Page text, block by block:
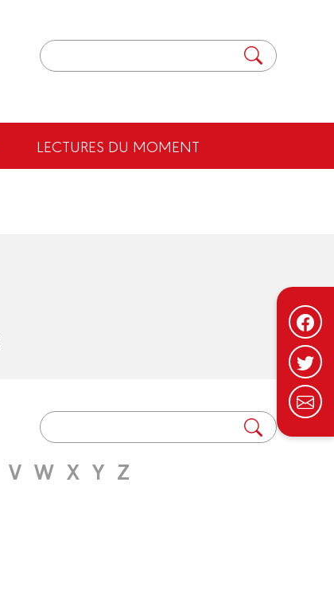
LECTURES DU MOMENT
V W X Y Z